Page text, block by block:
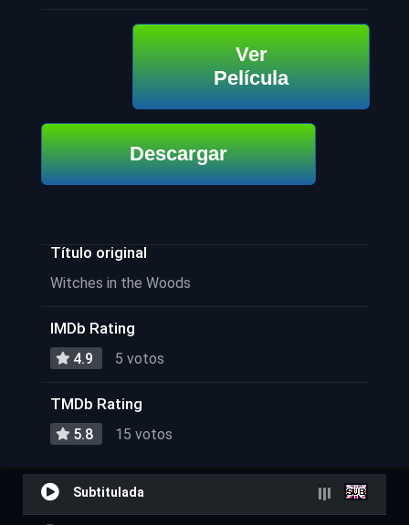
Ver
Película
Descargar
Título original
Witches in the Woods
IMDb Rating
4.9 5 votos
TMDb Rating
5.8 15 votos
Subtitulada